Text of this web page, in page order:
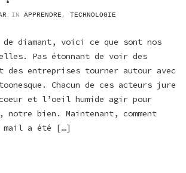
IN APPRENDRE , TECHNOLOGIE
de diamant, voici ce que sont nos
Pas étonnant de voir des
des entreprises tourner autour avec
Chacun de ces acteurs jure
et l’oeil humide agir pour
bien. Maintenant, comment
a été […]